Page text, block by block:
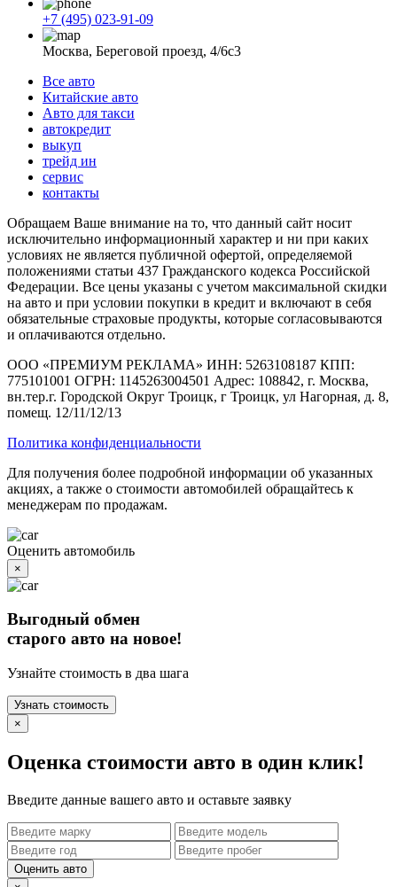
+7 (495) 023-91-09
Москва, Береговой проезд, 4/6с3
Все авто
Китайские авто
Авто для такси
автокредит
выкуп
трейд ин
сервис
контакты
Обращаем Ваше внимание на то, что данный сайт носит
исключительно информационный характер и ни при каких
условиях не является публичной офертой, определяемой
положениями статьи 437 Гражданского кодекса Российской
Федерации. Все цены указаны с учетом максимальной скидки
на авто и при условии покупки в кредит и включают в себя
обязательные страховые продукты, которые согласовываются
и оплачиваются отдельно.
ООО «ПРЕМИУМ РЕКЛАМА» ИНН: 5263108187 КПП:
775101001 ОГРН: 1145263004501 Адрес: 108842, г. Москва,
вн.тер.г. Городской Округ Троицк, г Троицк, ул Нагорная, д. 8,
помещ. 12/11/12/13
Политика конфиденциальности
Для получения более подробной информации об указанных
акциях, а также о стоимости автомобилей обращайтесь к
менеджерам по продажам.
Оценить автомобиль
×
Выгодный обмен
старого авто на новое!
Узнайте стоимость в два шага
Узнать стоимость
×
Оценка стоимости авто в один клик!
Введите данные вашего авто и оставьте заявку
Оценить авто